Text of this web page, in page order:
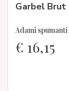
Garbel Brut
Adami spumanti
€ 16,15